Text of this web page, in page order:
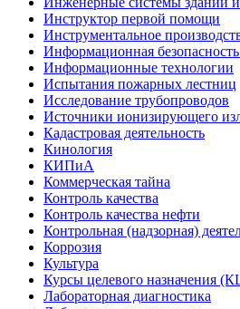
Инструктор первой помощи
Инструментальное
Информационная
Информационные технологии
Испытания пожарных лестниц
Исследование трубопроводов
Источники ионизирующего
Кадастровая деятельность
Кинология
КИПиА
Коммерческая тайна
Контроль качества
Контроль качества нефти
Контрольная (надзорная)
Коррозия
Культура
Курсы целевого назначения
Лабораторная диагностика